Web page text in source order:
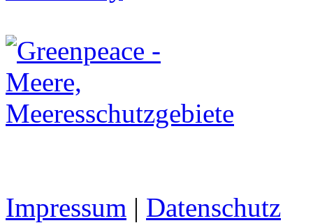
Impressum | Datenschutz